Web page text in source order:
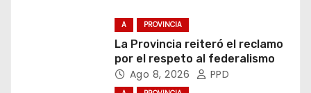
A PROVINCIA
La Provincia reiteró el reclamo
por el respeto al federalismo
Ago 8, 2026 PPD